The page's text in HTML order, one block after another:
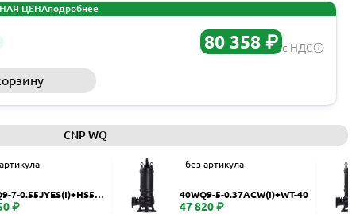
ЦЕНАподробнее
80 358 ₽ с НДС
CNP WQ
7-0.55JYES(I)+HS50
₽
без артикула
40WQ9-5-0.37ACW(I)+WT-40
47 820 ₽